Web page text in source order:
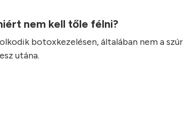
nem kell tőle félni?
botoxkezelésen, általában nem a
utána.